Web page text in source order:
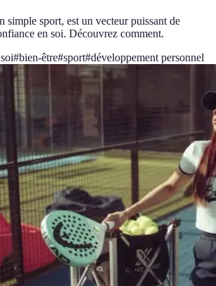
simple sport, est un vecteur puissant de
en soi. Découvrez comment.
#bien-être#sport#développement personnel